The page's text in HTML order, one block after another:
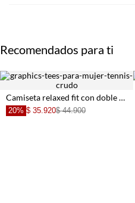
Recomendados para ti
Camiseta relaxed fit con doble estrella de mar en algodón blanco para mujer
20% $ 35.920$ 44.900